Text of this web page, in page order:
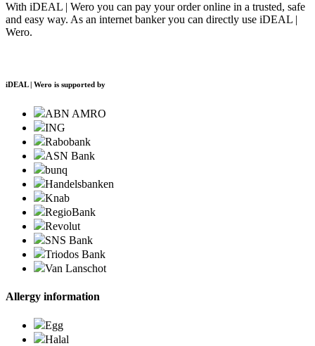
With iDEAL | Wero you can pay your order online in a trusted, safe
and easy way. As an internet banker you can directly use iDEAL |
Wero.
iDEAL | Wero is supported by
ABN AMRO
ING
Rabobank
ASN Bank
bunq
Handelsbanken
Knab
RegioBank
Revolut
SNS Bank
Triodos Bank
Van Lanschot
Allergy information
Egg
Halal